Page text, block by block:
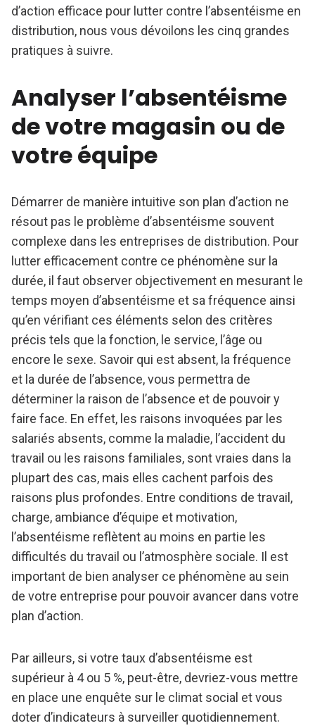
d’action efficace pour lutter contre l’absentéisme en
distribution, nous vous dévoilons les cinq grandes
pratiques à suivre.
Analyser l’absentéisme
de votre magasin ou de
votre équipe
Démarrer de manière intuitive son plan d’action ne
résout pas le problème d’absentéisme souvent
complexe dans les entreprises de distribution. Pour
lutter efficacement contre ce phénomène sur la
durée, il faut observer objectivement en mesurant le
temps moyen d’absentéisme et sa fréquence ainsi
qu’en vérifiant ces éléments selon des critères
précis tels que la fonction, le service, l’âge ou
encore le sexe. Savoir qui est absent, la fréquence
et la durée de l’absence, vous permettra de
déterminer la raison de l’absence et de pouvoir y
faire face. En effet, les raisons invoquées par les
salariés absents, comme la maladie, l’accident du
travail ou les raisons familiales, sont vraies dans la
plupart des cas, mais elles cachent parfois des
raisons plus profondes. Entre conditions de travail,
charge, ambiance d’équipe et motivation,
l’absentéisme reflètent au moins en partie les
difficultés du travail ou l’atmosphère sociale. Il est
important de bien analyser ce phénomène au sein
de votre entreprise pour pouvoir avancer dans votre
plan d’action.
Par ailleurs, si votre taux d’absentéisme est
supérieur à 4 ou 5 %, peut-être, devriez-vous mettre
en place une enquête sur le climat social et vous
doter d’indicateurs à surveiller quotidiennement.